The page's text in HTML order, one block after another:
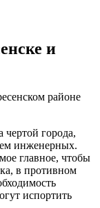
и
города,
инженерных.
главное, чтобы
в противном
испортить